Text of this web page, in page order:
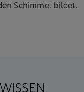
Schimmel bildet.